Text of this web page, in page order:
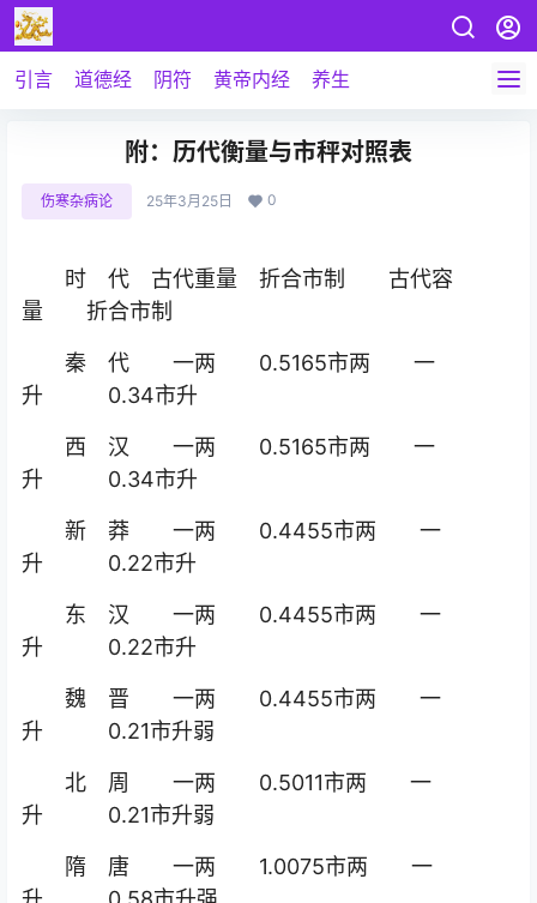
引言 道德经 阴符 黄帝内经 养生
附：历代衡量与市秤对照表
伤寒杂病论 25年3月25日 0
时 代 古代重量 折合市制 古代容
量 折合市制
秦 代 一两 0.5165市两 一
升 0.34市升
西 汉 一两 0.5165市两 一
升 0.34市升
新 莽 一两 0.4455市两 一
升 0.22市升
东 汉 一两 0.4455市两 一
升 0.22市升
魏 晋 一两 0.4455市两 一
升 0.21市升弱
北 周 一两 0.5011市两 一
升 0.21市升弱
隋 唐 一两 1.0075市两 一